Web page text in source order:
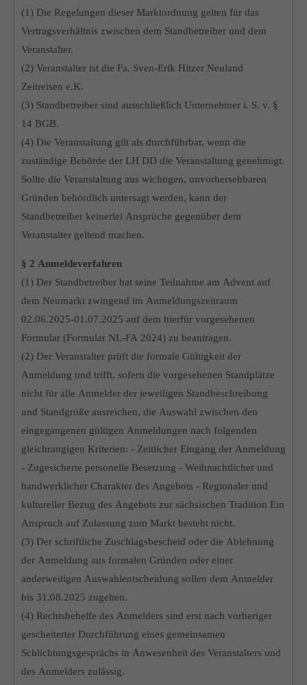
(1) Die Regelungen dieser Marktordnung gelten für das
Vertragsverhältnis zwischen dem Standbetreiber und dem
Veranstalter.
(2) Veranstalter ist die Fa. Sven-Erik Hitzer Neuland
Zeitreisen e.K.
(3) Standbetreiber sind ausschließlich Unternehmer i. S. v. §
14 BGB.
(4) Die Veranstaltung gilt als durchführbar, wenn die
zuständige Behörde der LH DD die Veranstaltung genehmigt.
Sollte die Veranstaltung aus wichtigen, unvorhersehbaren
Gründen behördlich untersagt werden, kann der
Standbetreiber keinerlei Ansprüche gegenüber dem
Veranstalter geltend machen.
§ 2 Anmeldeverfahren
(1) Der Standbetreiber hat seine Teilnahme am Advent auf
dem Neumarkt zwingend im Anmeldungszeitraum
02.06.2025-01.07.2025 auf dem hierfür vorgesehenen
Formular (Formular NL-FA 2024) zu beantragen.
(2) Der Veranstalter prüft die formale Gültigkeit der
Anmeldung und trifft, sofern die vorgesehenen Standplätze
nicht für alle Anmelder der jeweiligen Standbeschreibung
und Standgröße ausreichen, die Auswahl zwischen den
eingegangenen gültigen Anmeldungen nach folgenden
gleichrangigen Kriterien: - Zeitlicher Eingang der Anmeldung
- Zugesicherte personelle Besetzung - Weihnachtlicher und
handwerklicher Charakter des Angebots - Regionaler und
kultureller Bezug des Angebots zur sächsischen Tradition Ein
Anspruch auf Zulassung zum Markt besteht nicht.
(3) Der schriftliche Zuschlagsbescheid oder die Ablehnung
der Anmeldung aus formalen Gründen oder einer
anderweitigen Auswahlentscheidung sollen dem Anmelder
bis 31.08.2025 zugehen.
(4) Rechtsbehelfe des Anmelders sind erst nach vorheriger
gescheiterter Durchführung eines gemeinsamen
Schlichtungsgesprächs in Anwesenheit des Veranstalters und
des Anmelders zulässig.